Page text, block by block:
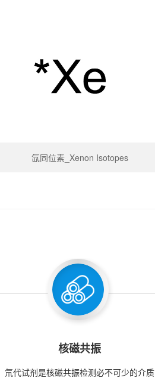
氙同位素_Xenon Isotopes
核磁共振
氘代试剂是核磁共振检测必不可少的介质